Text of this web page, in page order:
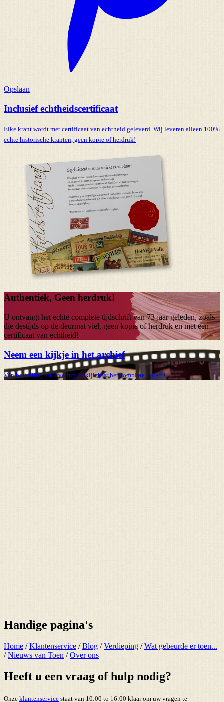
Opslaan
Inclusief echtheidscertificaat
Elke krant wordt met certificaat van echtheid geleverd. Wij leveren alleen 100%
echte historische kranten, geen kopie of herdruk!
Authentiek, Geen herdruk!
U ontvangt het echte complete tijdschrift van73 jaargeleden, zoals
die destijds op de deurmat viel, geen kopie of herdruk en met een
certificaat van echtheid!
Neem een kijkje in het archief
Van bestelling tot levering, bekijk hier het complete traject!
Handige pagina's
Home /Klantenservice /Blog /Verdieping /Wat gebeurde er toen...
/Nieuws van Toen /Over ons
Heeft u een vraag of hulp nodig?
Onze klantenservice staat van 10:00 to 16:00 klaar om uw vragen te